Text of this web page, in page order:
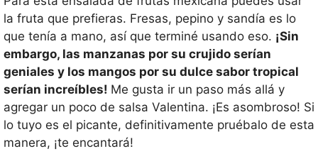
la fruta que prefieras. Fresas, pepino y sandía es lo
que tenía a mano, así que terminé usando eso. ¡Sin
embargo, las manzanas por su crujido serían
geniales y los mangos por su dulce sabor tropical
serían increíbles! Me gusta ir un paso más allá y
agregar un poco de salsa Valentina. ¡Es asombroso! Si
lo tuyo es el picante, definitivamente pruébalo de esta
manera, ¡te encantará!